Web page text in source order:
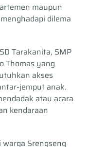
maupun
dilema
Tarakanita, SMP
Thomas yang
akses
jemput anak.
atau acara
kendaraan
Srengseng